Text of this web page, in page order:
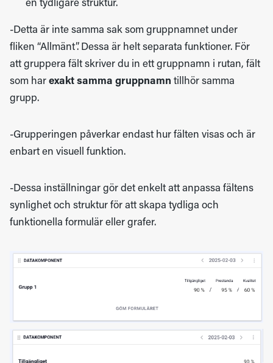
en tydligare struktur.
-Detta är inte samma sak som gruppnamnet under
fliken “Allmänt”. Dessa är helt separata funktioner. För
att gruppera fält skriver du in ett gruppnamn i rutan, fält
som har exakt samma gruppnamn tillhör samma
grupp.
-Grupperingen påverkar endast hur fälten visas och är
enbart en visuell funktion.
-Dessa inställningar gör det enkelt att anpassa fältens
synlighet och struktur för att skapa tydliga och
funktionella formulär eller grafer.